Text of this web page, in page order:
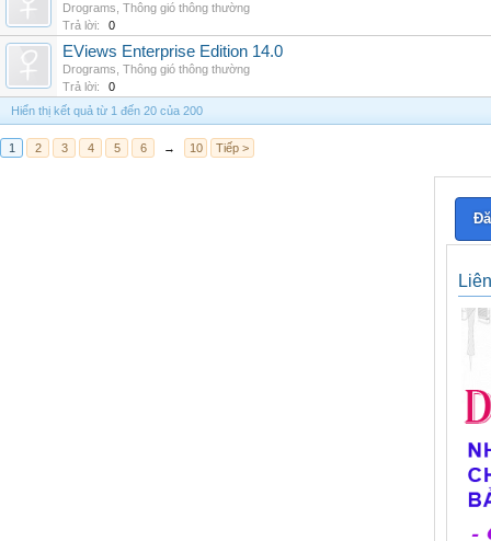
Drograms Thông gió thông thường
Trả lời:
0
EViews Enterprise Edition 14.0
Drograms Thông gió thông thường
Trả lời:
0
Hiển thị kết quả từ 1 đến 20 của 200
1 2 3 4 5 6 → 10 Tiếp >